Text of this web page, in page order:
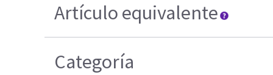
Artículo equivalente
Categoría